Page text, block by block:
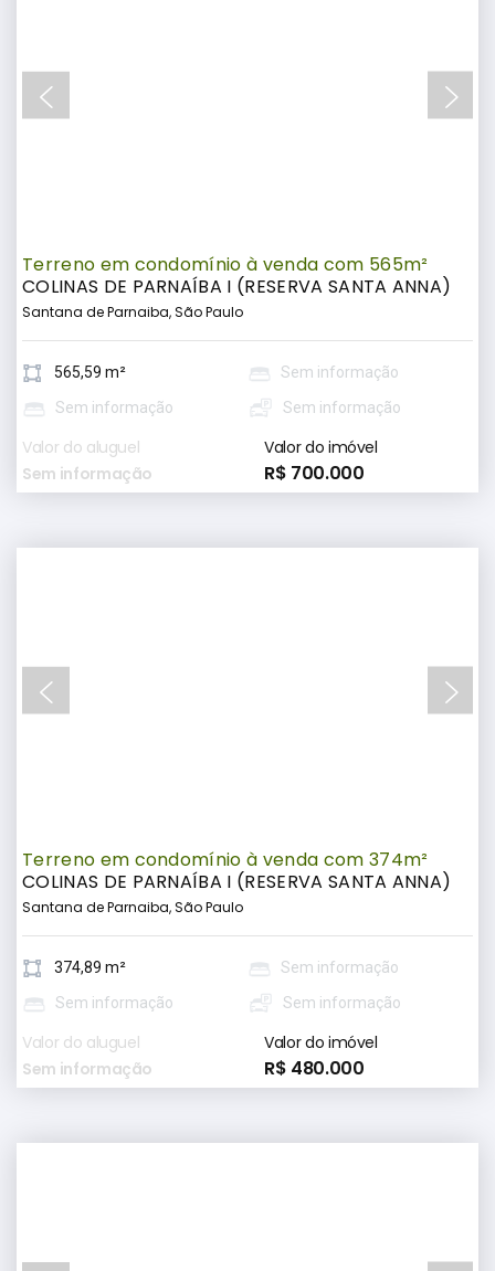
Terreno em condomínio à venda com 565m²
COLINAS DE PARNAÍBA I (RESERVA SANTA ANNA)
Santana de Parnaiba, São Paulo
565,59 m²
Sem informação
Sem informação
Sem informação
Valor do aluguel
Sem informação
Valor do imóvel
R$ 700.000
Terreno em condomínio à venda com 374m²
COLINAS DE PARNAÍBA I (RESERVA SANTA ANNA)
Santana de Parnaiba, São Paulo
374,89 m²
Sem informação
Sem informação
Sem informação
Valor do aluguel
Sem informação
Valor do imóvel
R$ 480.000